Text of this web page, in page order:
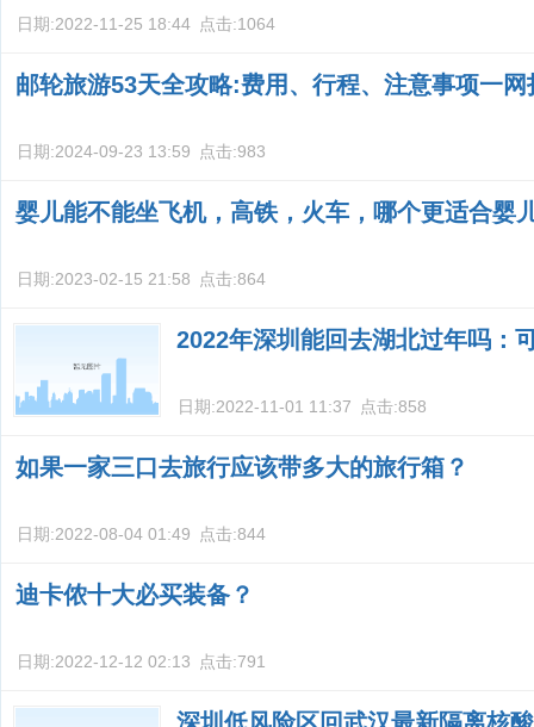
日期:2022-11-25 18:44 点击:1064
邮轮旅游53天全攻略:费用、行程、注意事项一网
日期:2024-09-23 13:59 点击:983
婴儿能不能坐飞机，高铁，火车，哪个更适合婴
日期:2023-02-15 21:58 点击:864
2022年深圳能回去湖北过年吗：
日期:2022-11-01 11:37 点击:858
如果一家三口去旅行应该带多大的旅行箱？
日期:2022-08-04 01:49 点击:844
迪卡侬十大必买装备？
日期:2022-12-12 02:13 点击:791